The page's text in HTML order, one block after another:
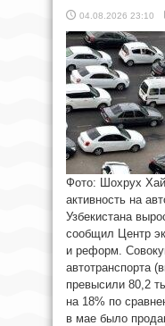
04.08.2026 23:10
Фото: Шохрух
активность на
Узбекистана
сообщил Центр
и реформ.
автотранспорта
превысили 80,2
на 18% по
в мае было